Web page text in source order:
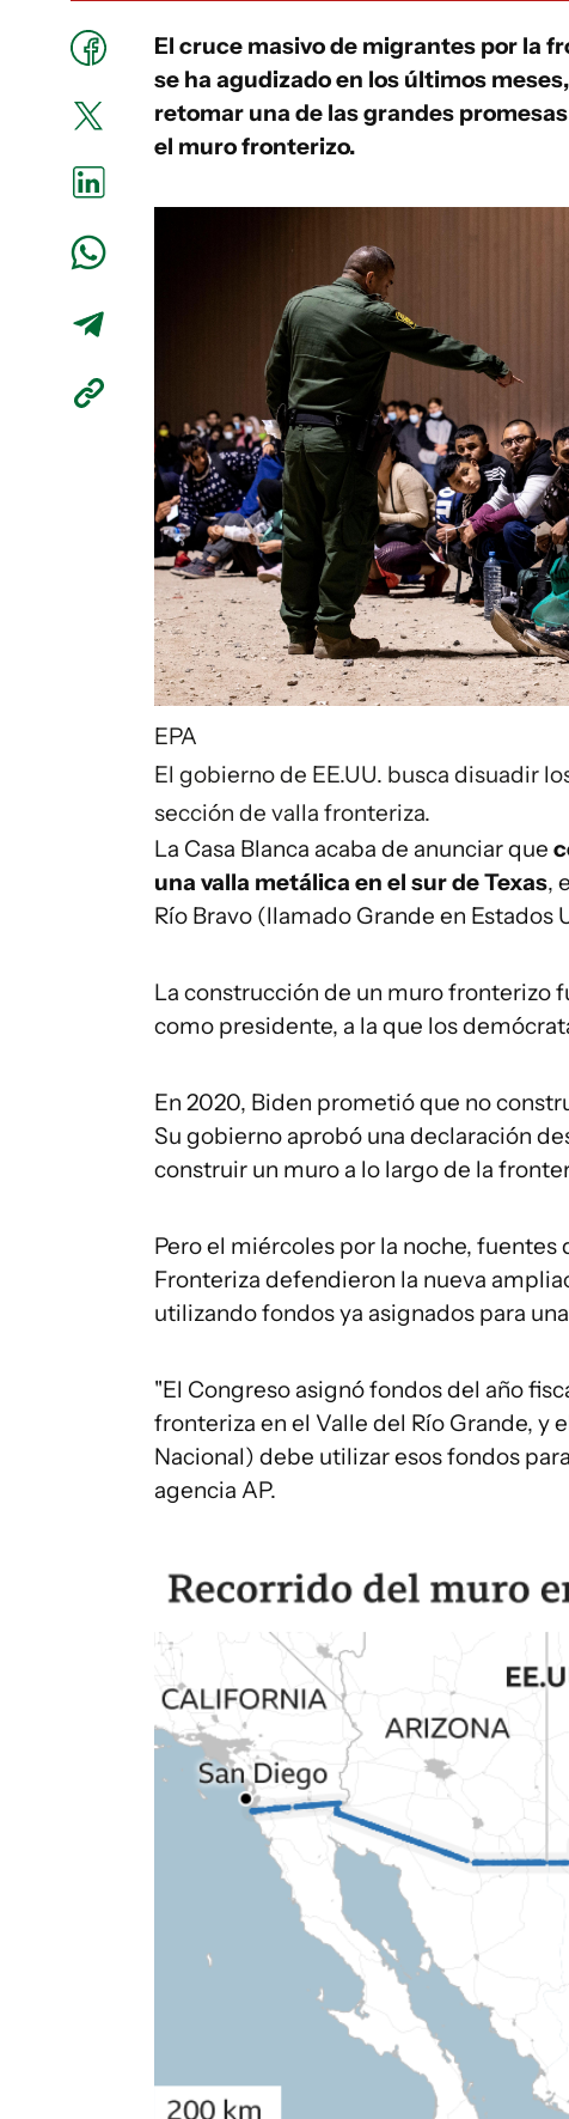
El cruce masivo de migrantes por la
se ha agudizado en los últimos
retomar una de las grandes
el muro fronterizo.
EPA
El gobierno de EE.UU. busca disuadir
sección de valla fronteriza.
La Casa Blanca acaba de anunciar que
una valla metálica en el sur de Texas,
Río Bravo (llamado Grande en Estados
La construcción de un muro fronterizo
como presidente, a la que los
En 2020, Biden prometió que no
Su gobierno aprobó una declaración
construir un muro a lo largo de la
Pero el miércoles por la noche,
Fronteriza defendieron la nueva
utilizando fondos ya asignados para
"El Congreso asignó fondos del año
fronteriza en el Valle del Río Grande, y
Nacional) debe utilizar esos fondos
agencia AP.